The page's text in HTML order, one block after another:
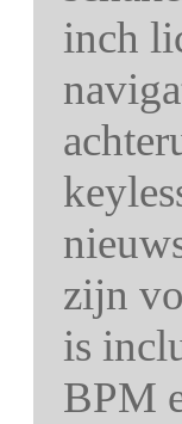
inch
zijn
is
BPM